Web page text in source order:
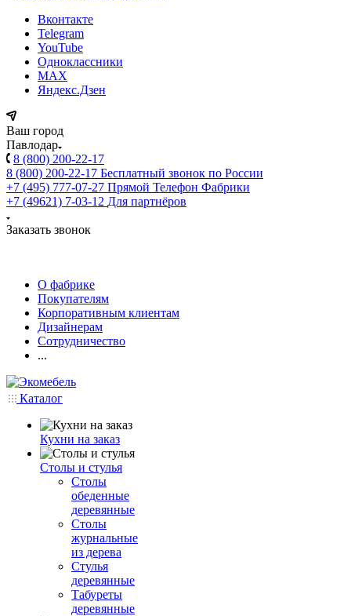
Вконтакте
Telegram
YouTube
Одноклассники
MAX
Яндекс.Дзен
Ваш город
Павлодар
8 (800) 200-22-17
8 (800) 200-22-17 Бесплатный звонок по России
+7 (495) 777-07-27 Прямой Телефон Фабрики
+7 (49621) 7-03-12 Для партнёров
Заказать звонок
О фабрике
Покупателям
Корпоративным клиентам
Дизайнерам
Сотрудничество
...
Каталог
Кухни на заказ
Столы и стулья
Столы
обеденные
деревянные
Столы
журнальные
из дерева
Стулья
деревянные
Табуреты
деревянные